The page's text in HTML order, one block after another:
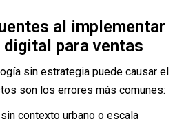
al implementar
para ventas
sin estrategia puede causar el
son los errores más comunes:
contexto urbano o escala